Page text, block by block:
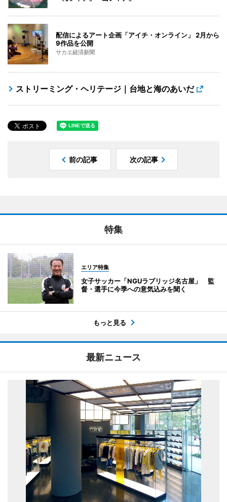
配信によるアート企画「アイチ・オンライン」 2月から
9作品を公開
サカエ経済新聞
ストリーミング・ヘリテージ｜台地と海のあいだ
前の記事 次の記事
特集
エリア特集
女子サッカー「NGUラブリッジ名古屋」 監
督・選手に今季への意気込みを聞く
もっと見る
最新ニュース